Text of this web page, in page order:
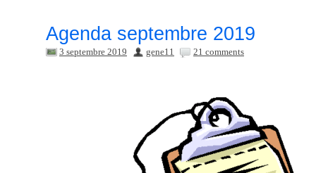
Agenda septembre 2019
3 septembre 2019 gene11 21 comments